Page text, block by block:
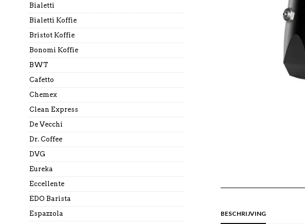
BESCHRIJVING
Bialetti
Bialetti Koffie
Bristot Koffie
Bonomi Koffie
BWT
Cafetto
Chemex
Clean Express
De Vecchi
Dr. Coffee
DVG
Eureka
Eccellente
EDO Barista
Espazzola